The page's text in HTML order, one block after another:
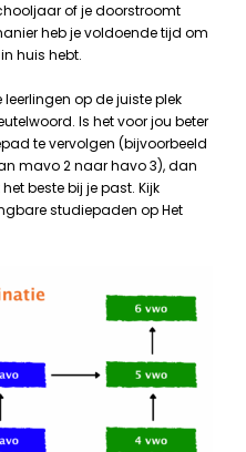
of je doorstroomt
heb je voldoende tijd om
huis hebt.
op de juiste plek
Is het voor jou beter
te vervolgen (bijvoorbeeld
mavo 2 naar havo 3), dan
beste bij je past. Kijk
studiepaden op Het